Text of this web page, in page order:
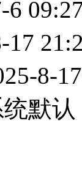
6
17
8-
默认